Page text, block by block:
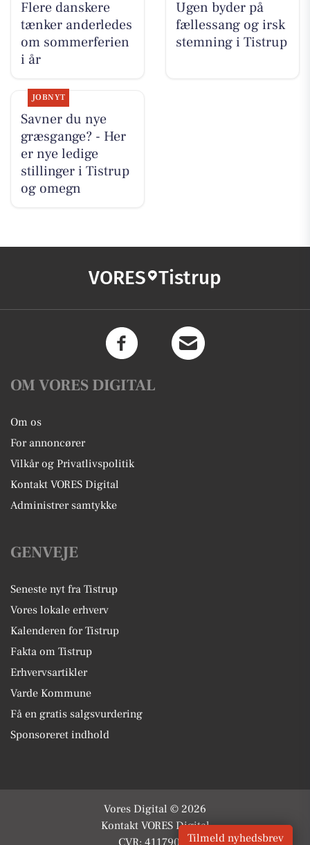
Flere danskere
tænker anderledes
om sommerferien
i år
Ugen byder på
fællessang og irsk
stemning i Tistrup
JOBNYT
Savner du nye
græsgange? - Her
er nye ledige
stillinger i Tistrup
og omegn
VORES Tistrup
OM VORES DIGITAL
Om os
For annoncører
Vilkår og Privatlivspolitik
Kontakt VORES Digital
Administrer samtykke
GENVEJE
Seneste nyt fra Tistrup
Vores lokale erhverv
Kalenderen for Tistrup
Fakta om Tistrup
Erhvervsartikler
Varde Kommune
Få en gratis salgsvurdering
Sponsoreret indhold
Vores Digital © 2026
Kontakt VORES Digital
CVR: 41179082Tilmeld nyhedsbrev